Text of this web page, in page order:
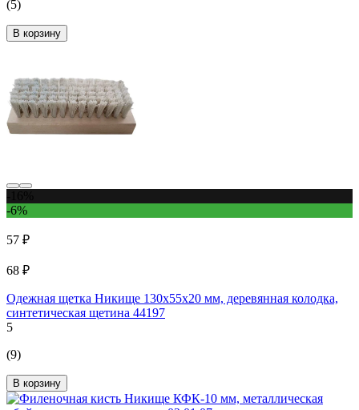
(5)
В корзину
-6%
57 ₽
68 ₽
Одежная щетка Никище 130x55x20 мм, деревянная колодка,
синтетическая щетина 44197
5
(9)
В корзину